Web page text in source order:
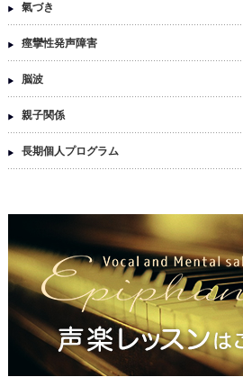
氣づき
痙攣性発声障害
脳波
親子関係
長期個人プログラム